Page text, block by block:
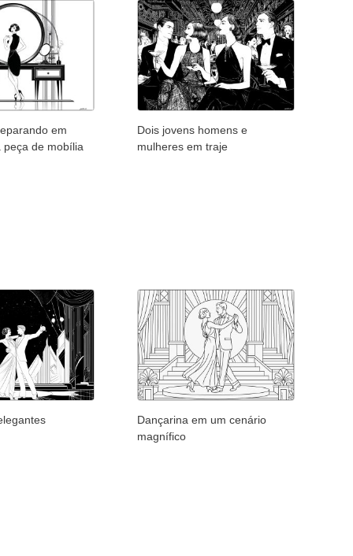
em
peça de mobília
Dois jovens homens e
mulheres em traje
Dançarina em um cenário
magnífico